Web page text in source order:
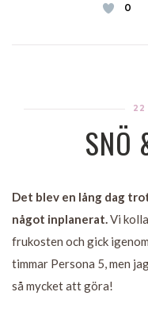
0
22
SNÖ
Det blev en lång dag
något inplanerat. Vi
frukosten och gick
timmar Persona 5, men
så mycket att göra!